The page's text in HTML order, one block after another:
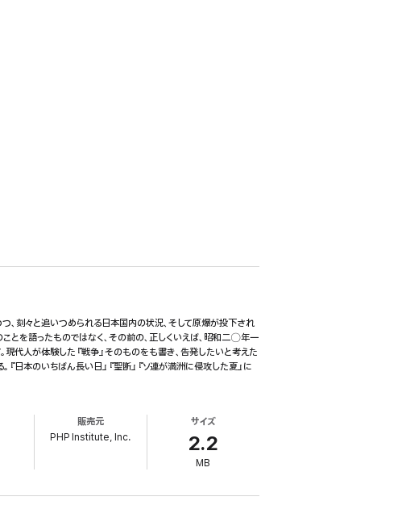
、刻々と追いつめられる日本国内の状況、そして原爆が投下され
とを語ったものではなく、その前の、正しくいえば、昭和二〇年一
代人が体験した『戦争』そのものをも書き、告発したいと考えた
日本のいちばん長い日』『聖断』『ソ連が満洲に侵攻した夏』に
販売元
PHP Institute, Inc.
サイズ
2.2
MB